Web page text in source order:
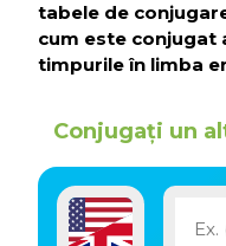
tabele de
cum este conjugat
timpurile în limba
Conjugați un